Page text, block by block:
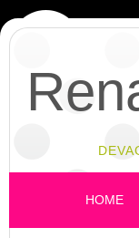
HOME